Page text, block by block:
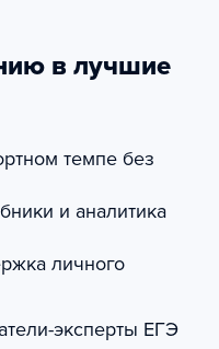
в лучшие
темпе без
и аналитика
личного
эксперты ЕГЭ